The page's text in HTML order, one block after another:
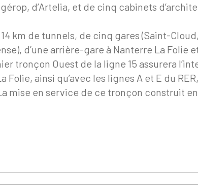
d’Artelia, et de cinq cabinets
km de tunnels, de cinq gares (Saint-
d’une arrière-gare à Nanterre La Folie
tronçon Ouest de la ligne 15 assurera
ainsi qu’avec les lignes A et E du
mise en service de ce tronçon construit